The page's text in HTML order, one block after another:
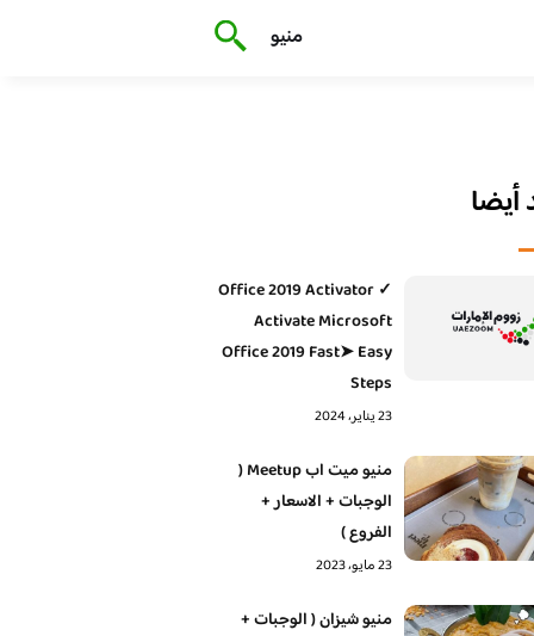
منيو
Office 2019 Activator ✓
Activate Microsoft
Office 2019 Fast➤ Easy
Steps
23 يناير، 2024
منيو ميت اب Meetup (
الوجبات + الاسعار +
الفروع )
23 مايو، 2023
منيو شيزان ( الوجبات +